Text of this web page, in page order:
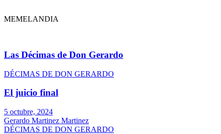
MEMELANDIA
Las Décimas de Don Gerardo
DÉCIMAS DE DON GERARDO
El juicio final
5 octubre, 2024
Gerardo Martinez Martinez
DÉCIMAS DE DON GERARDO